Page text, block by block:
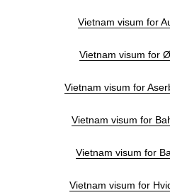
Vietnam visum for
Vietnam visum for
Vietnam visum for
Vietnam visum for
Vietnam visum for
Vietnam visum for